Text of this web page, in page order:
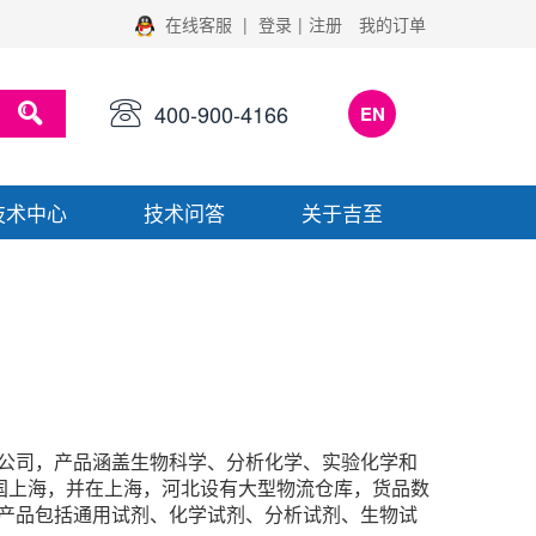
在线客服 | 登录 | 注册 我的订单
400-900-4166 EN
术中心 技术问答 关于吉至
，产品涵盖生物科学、分析化学、实验化学和
海，并在上海，河北设有大型物流仓库，货品数
品包括通用试剂、化学试剂、分析试剂、生物试